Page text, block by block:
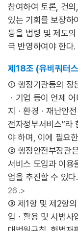
참여하여 토론, 건
있는 기회를 보장하
등을 법령 및 제도
극 반영하여야 한다.
제18조 (유비쿼터
① 행정기관등의 장
ㆍ기업 등이 언제
지ㆍ환경ㆍ재난안
전자정부서비스”라
야 하며, 이에 필요
② 행정안전부장관
서비스 도입과 이용
업을 추진할 수 있다.
26 .>
③ 제1항 및 제2항
입ㆍ활용 및 시범사